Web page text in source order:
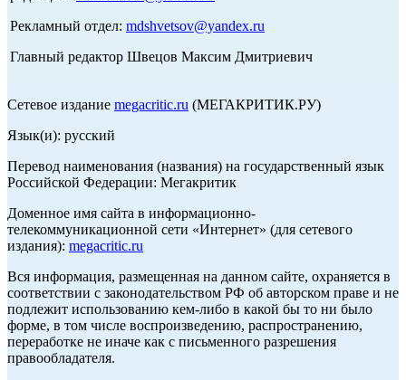
Рекламный отдел: mdshvetsov@yandex.ru
Главный редактор Швецов Максим Дмитриевич
Сетевое издание megacritic.ru (МЕГАКРИТИК.РУ)
Язык(и): русский
Перевод наименования (названия) на государственный язык
Российской Федерации: Мегакритик
Доменное имя сайта в информационно-
телекоммуникационной сети «Интернет» (для сетевого
издания): megacritic.ru
Вся информация, размещенная на данном сайте, охраняется в
соответствии с законодательством РФ об авторском праве и не
подлежит использованию кем-либо в какой бы то ни было
форме, в том числе воспроизведению, распространению,
переработке не иначе как с письменного разрешения
правообладателя.